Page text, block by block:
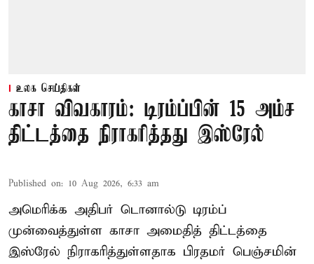
உலக செய்திகள்
காசா விவகாரம்: டிரம்ப்பின் 15 அம்ச
திட்டத்தை நிராகரித்தது இஸ்ரேல்
Published on: 10 Aug 2026, 6:33 am
அமெரிக்க அதிபர் டொனால்டு டிரம்ப்
முன்வைத்துள்ள காசா அமைதித் திட்டத்தை
இஸ்ரேல் நிராகரித்துள்ளதாக பிரதமர் பெஞ்சமின்